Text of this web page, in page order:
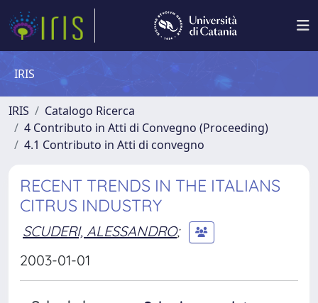
IRIS
IRIS
Catalogo Ricerca
4 Contributo in Atti di Convegno (Proceeding)
4.1 Contributo in Atti di convegno
RECENT TRENDS IN THE ITALIANS
CITRUS INDUSTRY
SCUDERI, ALESSANDRO;
2003-01-01